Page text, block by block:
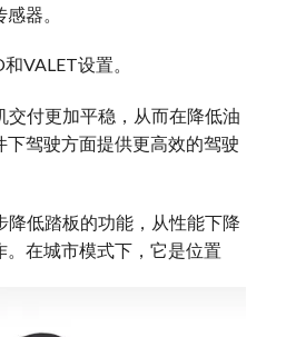
器。
VALET设置。
交付更加平稳，从而在降低油
下驾驶方面提供更高效的驾驶
降低踏板的功能，从性能下降
。在城市模式下，它是位置